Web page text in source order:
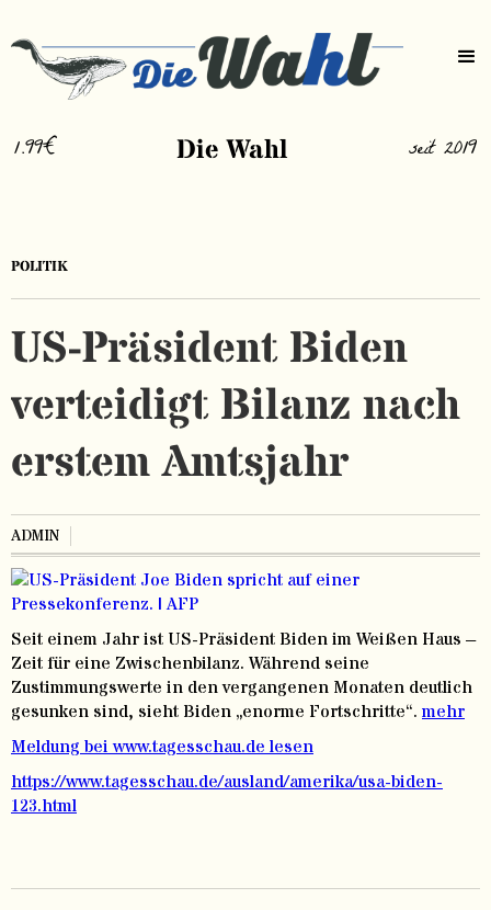
1.99€ Die Wahl seit 2019
POLITIK
US-Präsident Biden
verteidigt Bilanz nach
erstem Amtsjahr
ADMIN
Seit einem Jahr ist US-Präsident Biden im Weißen Haus –
Zeit für eine Zwischenbilanz. Während seine
Zustimmungswerte in den vergangenen Monaten deutlich
gesunken sind, sieht Biden „enorme Fortschritte“. mehr
Meldung bei www.tagesschau.de lesen
https://www.tagesschau.de/ausland/amerika/usa-biden-
123.html